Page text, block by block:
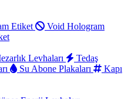
Etiket
Void Hologram
Levhaları
Tedaş
Su Abone Plakaları
Kapı